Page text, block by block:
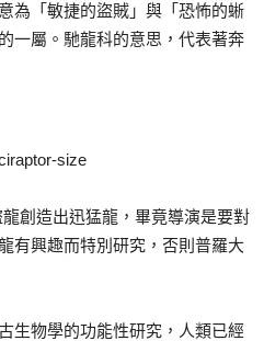
為「敏捷的盜賊」與「恐怖的蜥
一屬。馳龍科的意思，代表著奔
創造出迅猛龍，畢竟導演是要對
有興趣而特別研究，否則普羅大
生物學的功能性研究，人類已經